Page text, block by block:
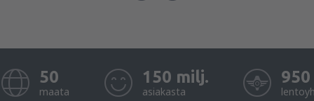
50
maata
150 milj.
asiakasta
950